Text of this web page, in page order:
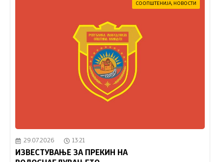
СООПШТЕНИЈА, НОВОСТИ
29.07.2026 13:21
ИЗВЕСТУВАЊЕ ЗА ПРЕКИН НА